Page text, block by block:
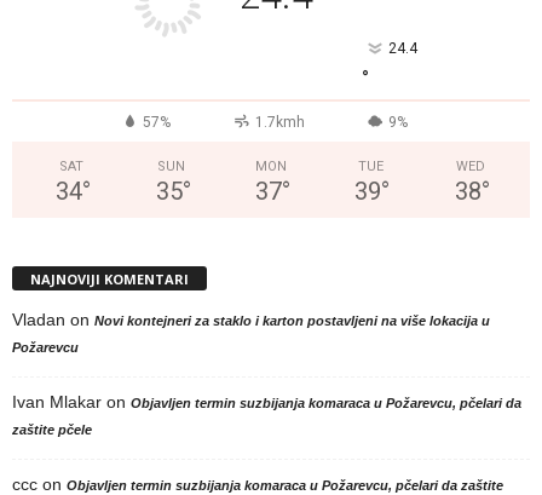
24.4
°
57% 1.7kmh 9%
SAT
34°
SUN
35°
MON
37°
TUE
39°
WED
38°
NAJNOVIJI KOMENTARI
Vladan on Novi kontejneri za staklo i karton postavljeni na više lokacija u
Požarevcu
Ivan Mlakar on Objavljen termin suzbijanja komaraca u Požarevcu, pčelari da
zaštite pčele
ccc on Objavljen termin suzbijanja komaraca u Požarevcu, pčelari da zaštite